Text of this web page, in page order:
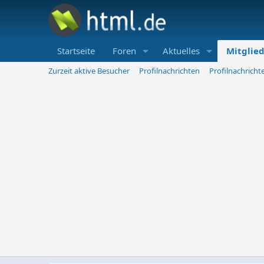
Startseite Foren Aktuelles
Zurzeit aktive Besucher Profilnachrichten